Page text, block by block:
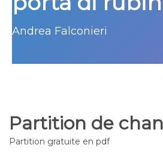
Andrea Falconieri
Partition de
Partition gratuite en pdf